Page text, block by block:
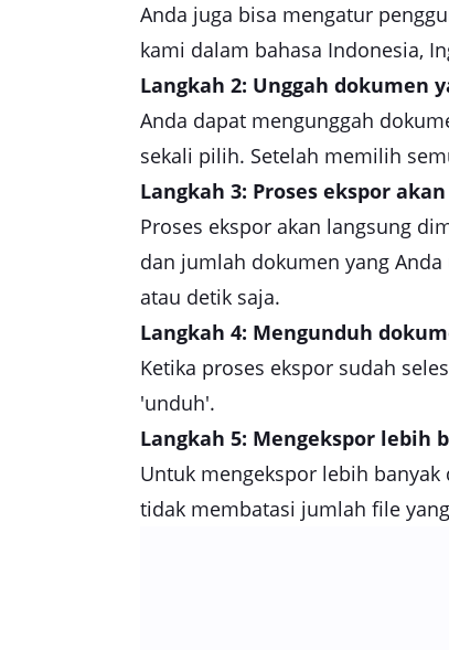
Anda juga bisa mengatur
kami dalam bahasa Indonesia,
Langkah 2: Unggah dokumen
Anda dapat mengunggah
sekali pilih. Setelah memilih
Langkah 3: Proses ekspor
Proses ekspor akan langsung
dan jumlah dokumen yang
atau detik saja.
Langkah 4: Mengunduh
Ketika proses ekspor sudah
'unduh'.
Langkah 5: Mengekspor lebih
Untuk mengekspor lebih
tidak membatasi jumlah file